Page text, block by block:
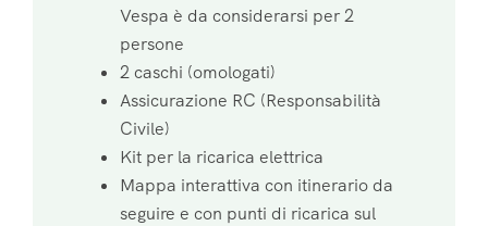
Vespa è da considerarsi per 2
persone
2 caschi (omologati)
Assicurazione RC (Responsabilità
Civile)
Kit per la ricarica elettrica
Mappa interattiva con itinerario da
seguire e con punti di ricarica sul